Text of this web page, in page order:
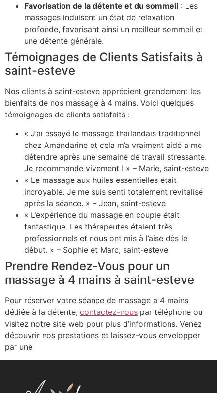
Favorisation de la détente et du sommeil : Les
massages induisent un état de relaxation
profonde, favorisant ainsi un meilleur sommeil et
une détente générale.
Témoignages de Clients Satisfaits à
saint-esteve
Nos clients à saint-esteve apprécient grandement les
bienfaits de nos massage à 4 mains. Voici quelques
témoignages de clients satisfaits :
« J’ai essayé le massage thaïlandais traditionnel
chez Amandarine et cela m’a vraiment aidé à me
détendre après une semaine de travail stressante.
Je recommande vivement ! » – Marie, saint-esteve
« Le massage aux huiles essentielles était
incroyable. Je me suis senti totalement revitalisé
après la séance. » – Jean, saint-esteve
« L’expérience du massage en couple était
fantastique. Les thérapeutes étaient très
professionnels et nous ont mis à l’aise dès le
début. » – Sophie et Marc, saint-esteve
Prendre Rendez-Vous pour un
massage à 4 mains à saint-esteve
Pour réserver votre séance de massage à 4 mains
dédiée à la détente, contactez-nous par téléphone ou
visitez notre site web pour plus d’informations. Venez
découvrir nos prestations et laissez-vous envelopper
par une